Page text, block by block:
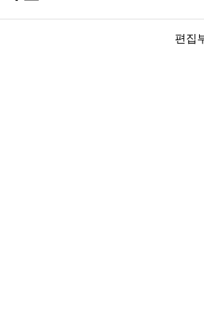
편집